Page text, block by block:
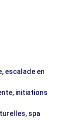
escalade en
initiations
spa